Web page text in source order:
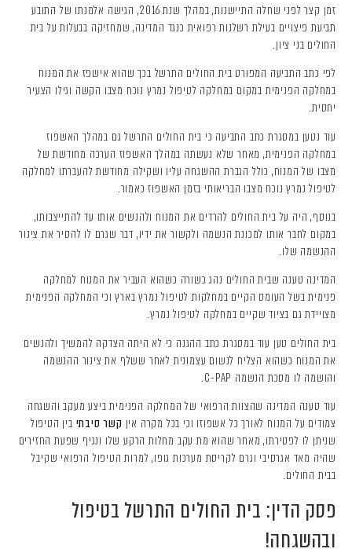
זמן קצר לפני שחלה התיישנות, במהלך שנת 2016, הגישה אלמנתו של התובע
תביעת פיצויים בעילת רשלנות רפואית כנגד המדינה, שמחזיקה בבעלות על בית
החולים בני ציון.
לפי כתב התביעה המפורט בית החולים התרשל בכך שהוא אישפז את המנוח
במחלקה הפנימית במקום במחלקה לטיפול נמרץ נוכח מצבו הקשה וגילו הצעיר
יחסית.
עוד נטען במסגרת כתב התביעה כי בית החולים התרשל גם במהלך האשפוז
במחלקה הפנימית, מאחר שלא נעשתה במהלך האשפוז הערכה מחודשת של
מצבו של המנוח, כולל הגברת ההשגחה עליו ושקילה מחודשת להעברתו למחלקה
לטיפול נמרץ נוכח מצבו הבריאותי בזמן האשפוז כאמור.
בנוסף, היה על בית החולים להרדים את המנוח ולהנשים אותו עד להתייצבותו,
במקום לחבר אותו למכונת הנשמה ולקשור את ידיו, דבר שגרם לו להסיר את צינור
ההנשמה שלו.
המדינה טענה שבית החולים נהג כשורה כשהוא העביר את המנוח למחלקה
פנימית בשל העומס הקיים במחלקות לטיפול נמרץ בארץ וכי המחלקה הפנימית
מצויידת גם בציוד שקיים במחלקה לטיפול נמרץ.
בית החולים טען עוד במסגרת כתב ההגנה כי לא היתה הצדקה להמשיך ולהנשים
את המנוח כשהוא הצליח לנשום עצמונית לאחר ששלף את צינור ההנשמה
והושמה לו מסכת הנשמה C-PAP.
עוד טענה המדינה שהצוות הרפואי של המחלקה הפנימית ביצע מעקב והשגחה
צמודים על המנוח לאורך כל אשפוזו וכי בכל מקרה אין קשר סיבתי בין הטיפול
שניתן לו לפטירתו, מאחר שהוא מת עקב מחלות הרקע שלו ונגיף שפעת החזירים
שהיה מאד אגרסיבי וגרם לקריסת מערכות גופו, למרות הטיפול הרפואי שקיבל
בבית החולים.
פסק הדין: בית החולים התרשל בטיפול
ובהשגחה!